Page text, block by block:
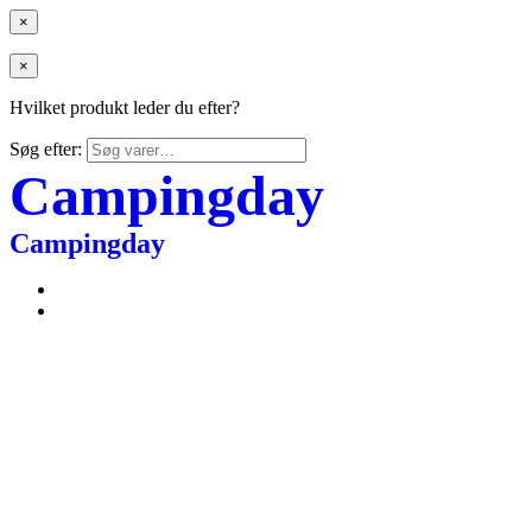
×
×
Hvilket produkt leder du efter?
Søg efter:
Campingday
Campingday